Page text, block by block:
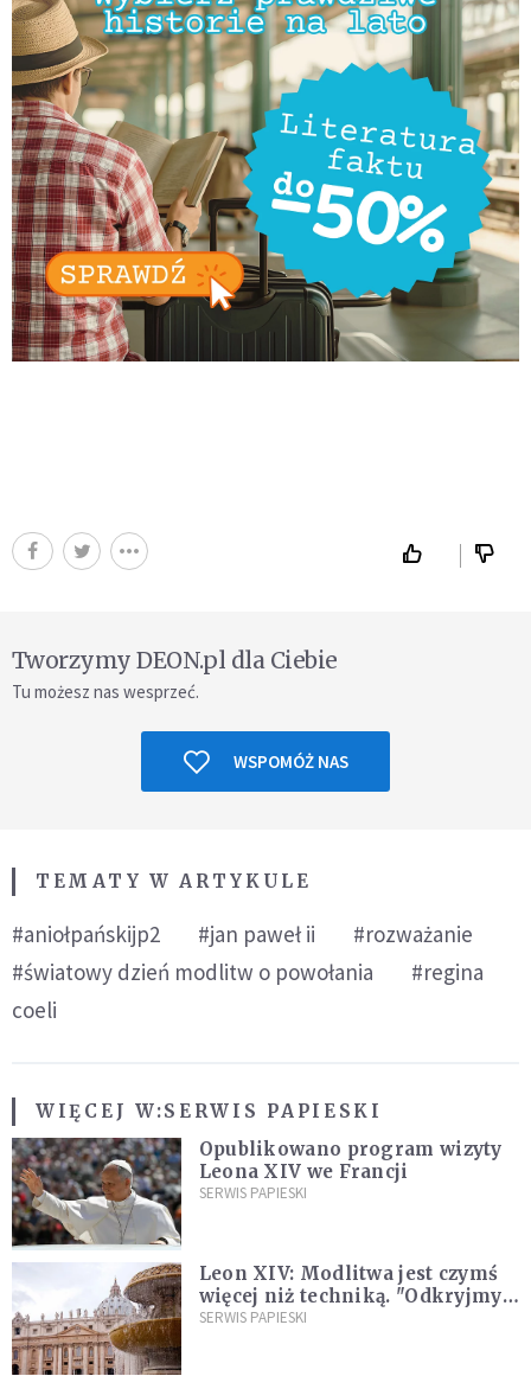
Tworzymy DEON.pl dla Ciebie
Tu możesz nas wesprzeć.
WSPOMÓŻ NAS
TEMATY W ARTYKULE
#aniołpańskijp2 #jan paweł ii
#rozważanie
#światowy dzień modlitw o powołania
#regina
coeli
WIĘCEJ W:SERWIS PAPIESKI
Opublikowano program wizyty
Leona XIV we Francji
SERWIS PAPIESKI
Leon XIV: Modlitwa jest czymś
więcej niż techniką. "Odkryjmy
ją na nowo"
SERWIS PAPIESKI